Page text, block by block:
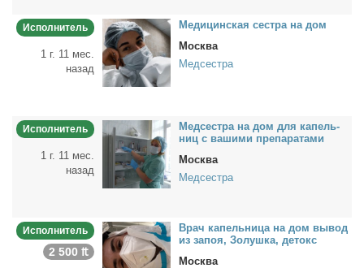
Исполнитель
1 г. 11 мес.
назад
Ме­ди­цин­ская сест­ра на дом
Москва
Медсестра
Исполнитель
1 г. 11 мес.
назад
Мед­сест­ра на дом для ка­пель­
ниц с ва­ши­ми пре­па­ра­та­ми
Москва
Медсестра
Исполнитель
2 500 ₶
Врач ка­пель­ни­ца на дом вы­вод
из за­поя, Зо­луш­ка, де­токс
Москва